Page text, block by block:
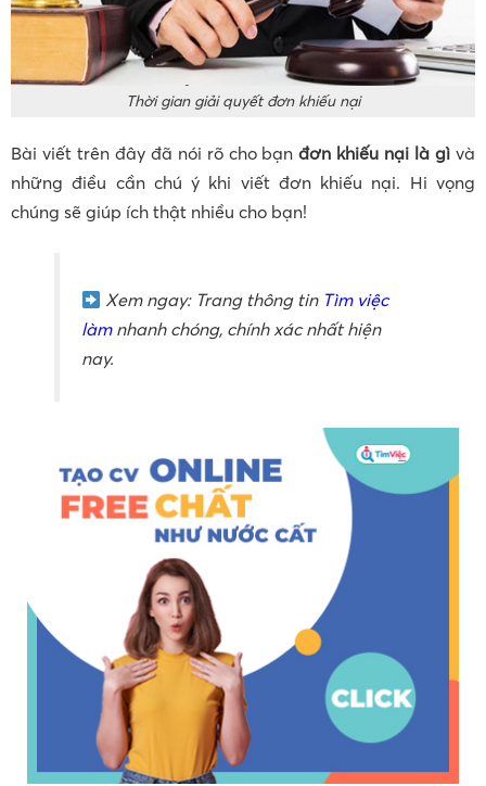
Thời gian giải quyết đơn khiếu nại
Bài viết trên đây đã nói rõ cho bạnđơn khiếu nại là gì và
những điều cần chú ý khi viết đơn khiếu nại. Hi vọng
chúng sẽ giúp ích thật nhiều cho bạn!
Xem ngay: Trang thông tinTìm việc
làmnhanh chóng, chính xác nhất hiện
nay.